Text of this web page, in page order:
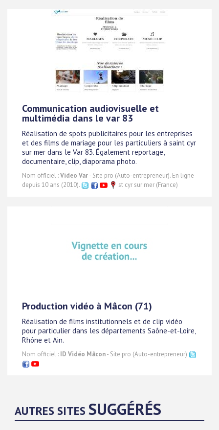
Communication audiovisuelle et
multimédia dans le var 83
Réalisation de spots publicitaires pour les entreprises
et des films de mariage pour les particuliers à saint cyr
sur mer dans le Var 83. Également reportage,
documentaire, clip, diaporama photo.
Nom officiel :Video Var- Site pro (Auto-entrepreneur). En ligne
depuis 10 ans (2010).
st cyr sur mer (France)
Production vidéo à Mâcon (71)
Réalisation de films institutionnels et de clip vidéo
pour particulier dans les départements Saône-et-Loire,
Rhône et Ain.
Nom officiel : ID Vidéo Mâcon- Site pro (Auto-entrepreneur)
AUTRES SITES SUGGÉRÉS